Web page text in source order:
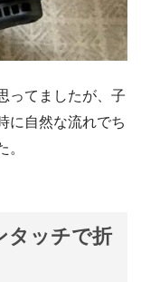
ってましたが、子
に自然な流れでち
。
タッチで折